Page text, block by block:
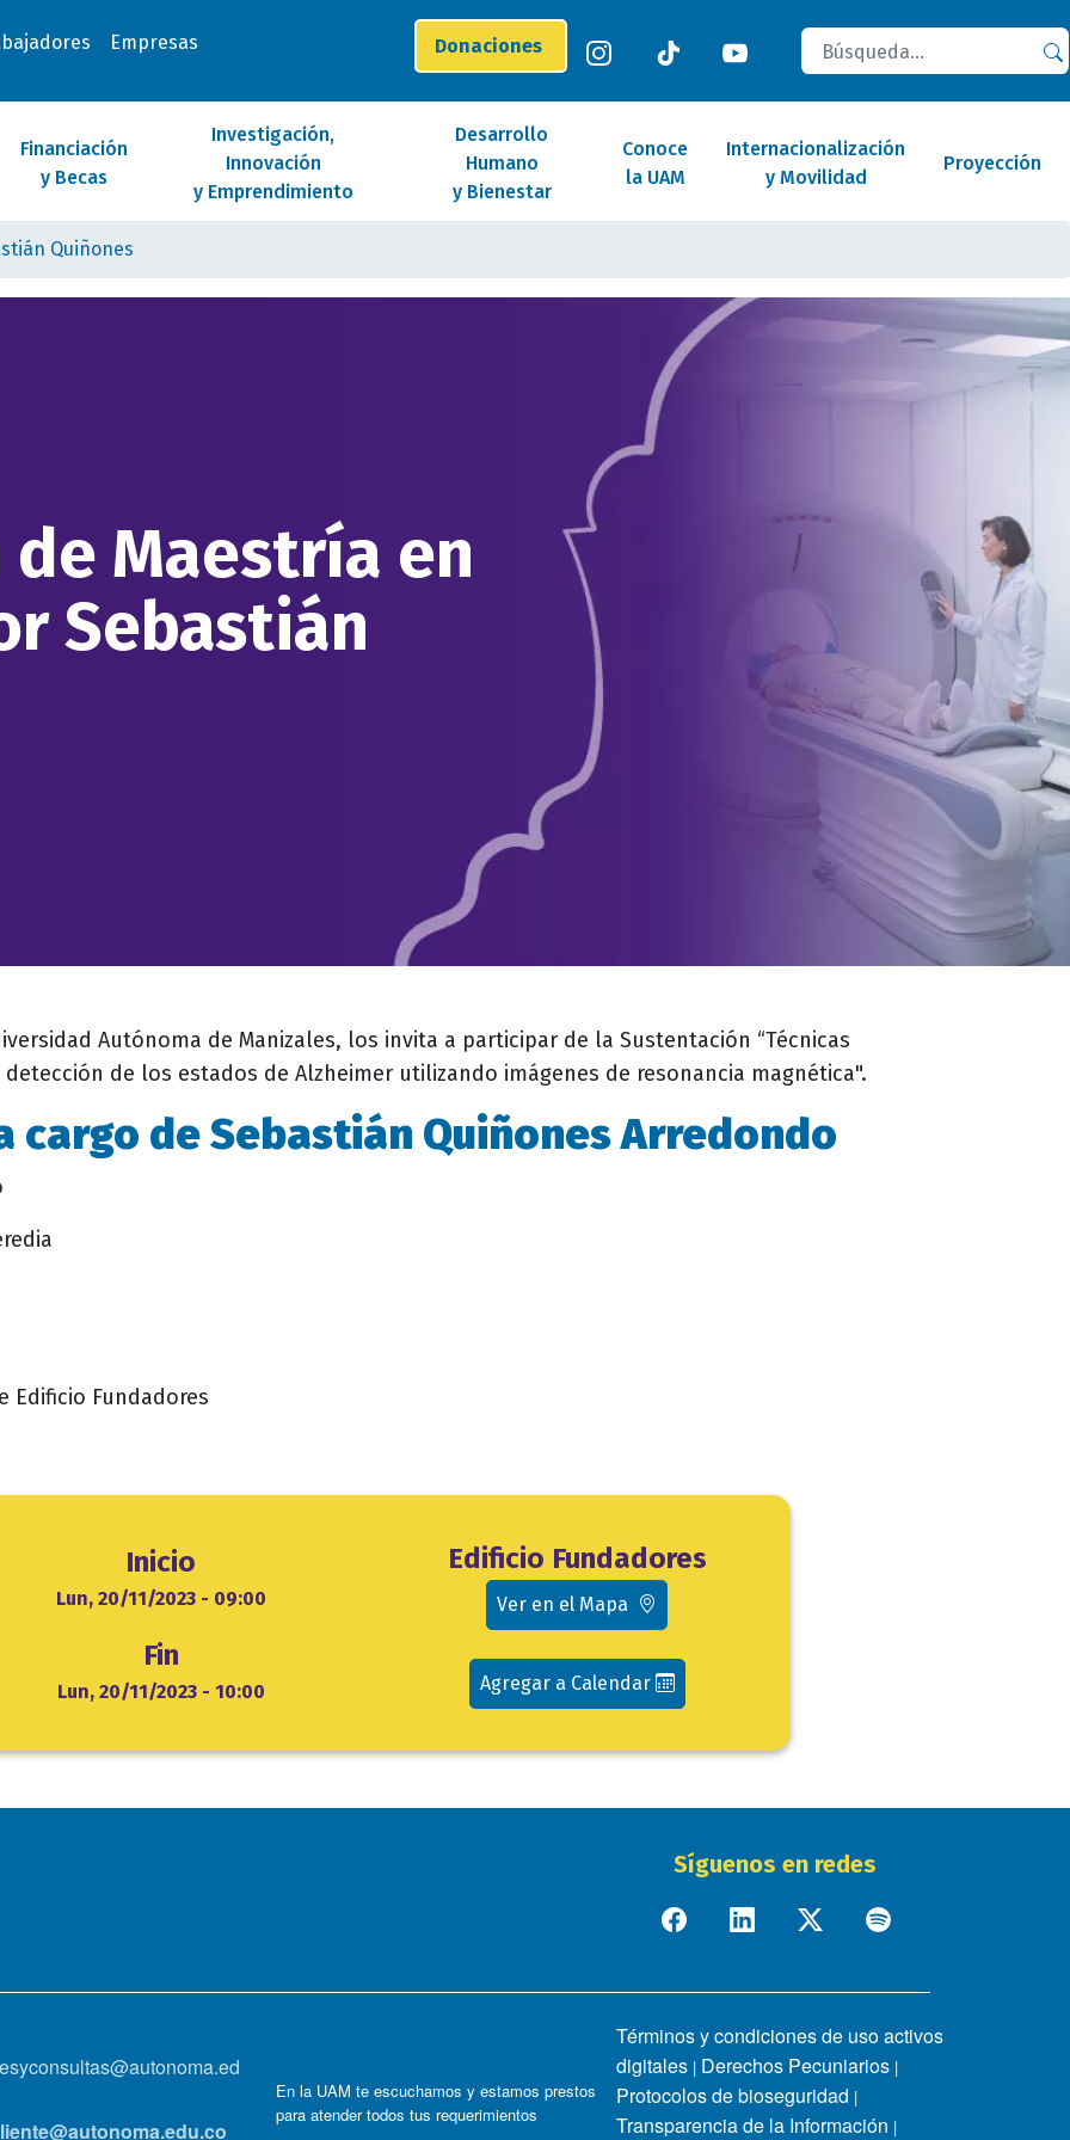
Empresas Donaciones
Buscar
Financiación
y Becas
Investigación,
Innovación
y Emprendimiento
Desarrollo
Humano
y Bienestar
Conoce
la UAM
Internacionalización
y Movilidad
Proyección
Quiñones
Maestría en
Sebastián
Autónoma de Manizales, los invita a participar de la Sustentación “Técnicas
de los estados de Alzheimer utilizando imágenes de resonancia magnética".
cargo de Sebastián Quiñones Arredondo
Edificio Fundadores
Inicio
Lun, 20/11/2023 - 09:00
Fin
Lun, 20/11/2023 - 10:00
Ubicación
Edificio Fundadores
Ver en el Mapa
Agregar a Calendar
Síguenos en redes
En la UAM te escuchamos y estamos prestos
para atender todos tus requerimientos
Términos y condiciones de uso activos
digitales | Derechos Pecuniarios |
Protocolos de bioseguridad |
Transparencia de la Información |